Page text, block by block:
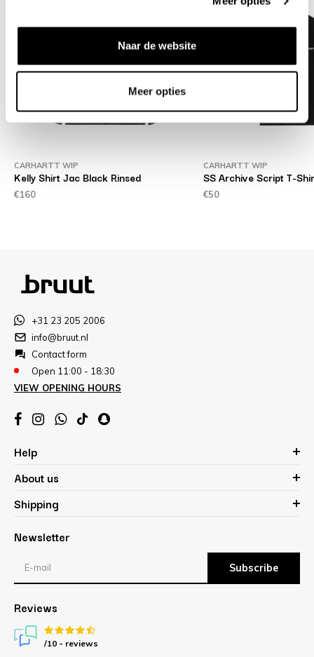
Naar de website
Meer opties
CARHARTT WIP
Kelly Shirt Jac Black Rinsed
€160
CARHARTT WIP
SS Archive Script T-
€50
+31 23 205 2006
info@bruut.nl
Contact form
Open 11:00 - 18:30
VIEW OPENING HOURS
Help
About us
Shipping
Newsletter
Subscribe
Reviews
/10 - reviews